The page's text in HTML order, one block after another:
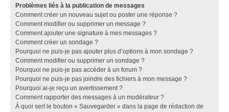
Problèmes liés à la publication de messages
Comment créer un nouveau sujet ou poster une réponse ?
Comment modifier ou supprimer un message ?
Comment ajouter une signature à mes messages ?
Comment créer un sondage ?
Pourquoi ne puis-je pas ajouter plus d’options à mon sondage ?
Comment modifier ou supprimer un sondage ?
Pourquoi ne puis-je pas accéder à un forum ?
Pourquoi ne puis-je pas joindre des fichiers à mon message ?
Pourquoi ai-je reçu un avertissement ?
Comment rapporter des messages à un modérateur ?
À quoi sert le bouton « Sauvegarder » dans la page de rédaction de